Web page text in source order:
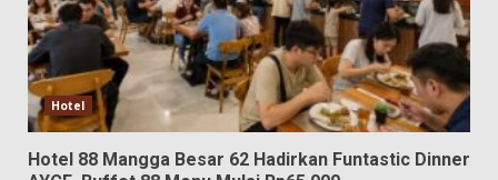
Hotel
Hotel 88 Mangga Besar 62 Hadirkan Funtastic Dinner